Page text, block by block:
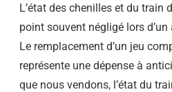
L’état des chenilles et du train
point souvent négligé lors
Le remplacement d’un jeu
représente une dépense à
que nous vendons, l’état du